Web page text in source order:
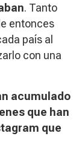
. Tanto
entonces
país al
con una
acumulado
que han
que